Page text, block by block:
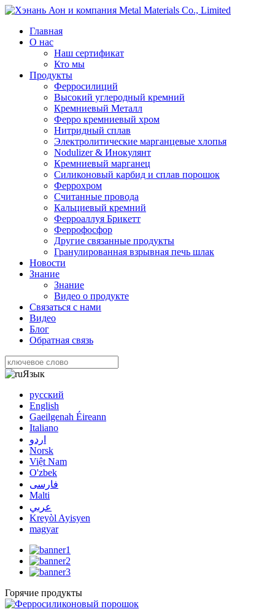
Главная
О нас
Наш сертификат
Кто мы
Продукты
Ферросилиций
Высокий углеродный кремний
Кремниевый Металл
Ферро кремниевый хром
Нитридный сплав
Электролитические марганцевые хлопья
Nodulizer & Инокулянт
Кремниевый марганец
Силиконовый карбид и сплав порошок
Феррохром
Считанные провода
Кальциевый кремний
Ферроаллуя Брикетт
Феррофосфор
Другие связанные продукты
Гранулированная взрывная печь шлак
Новости
Знание
Знание
Видео о продукте
Связаться с нами
Видео
Блог
Обратная связь
Язык
русский
English
Gaeilgenah Éireann
Italiano
اردو
Norsk
Việt Nam
O'zbek
فارسی
Malti
عربي
Kreyòl Ayisyen
magyar
Горячие продукты